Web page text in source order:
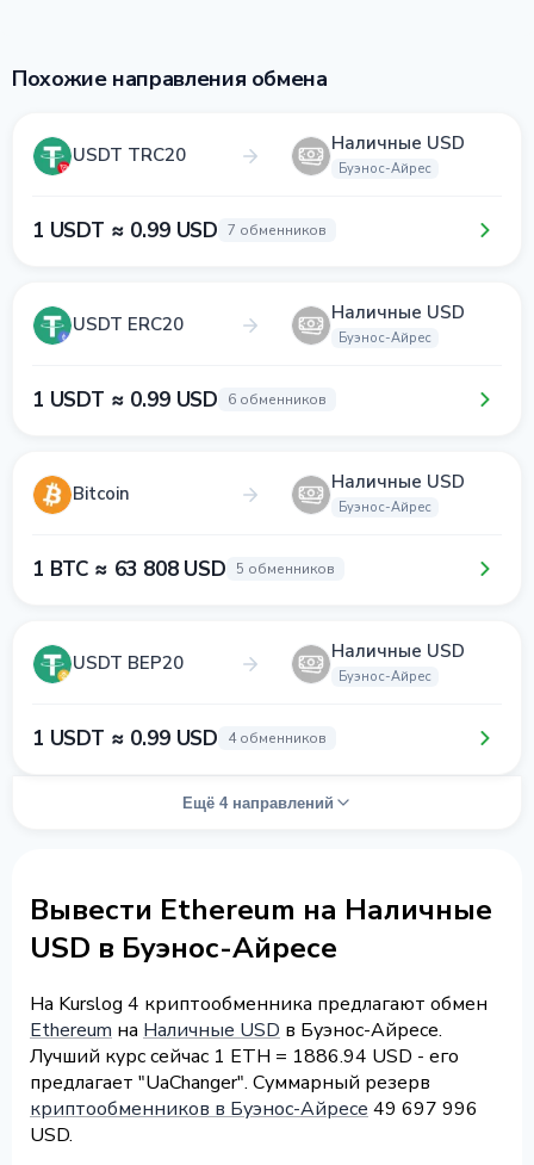
Похожие направления обмена
USDT TRC20 Наличные USD
Буэнос-Айрес
1 USDT ≈ 0.99 USD 7 обменников
USDT ERC20 Наличные USD
Буэнос-Айрес
1 USDT ≈ 0.99 USD 6 обменников
Bitcoin Наличные USD
Буэнос-Айрес
1 BTC ≈ 63 808 USD 5 обменников
USDT BEP20 Наличные USD
Буэнос-Айрес
1 USDT ≈ 0.99 USD 4 обменников
Ещё 4 направлений
Вывести Ethereum на Наличные
USD в Буэнос-Айресе
На Kurslog 4 криптообменника предлагают обмен
Ethereum на Наличные USD в Буэнос-Айресе.
Лучший курс сейчас 1 ETH = 1886.94 USD - его
предлагает "UaChanger". Суммарный резерв
криптообменников в Буэнос-Айресе 49 697 996
USD.